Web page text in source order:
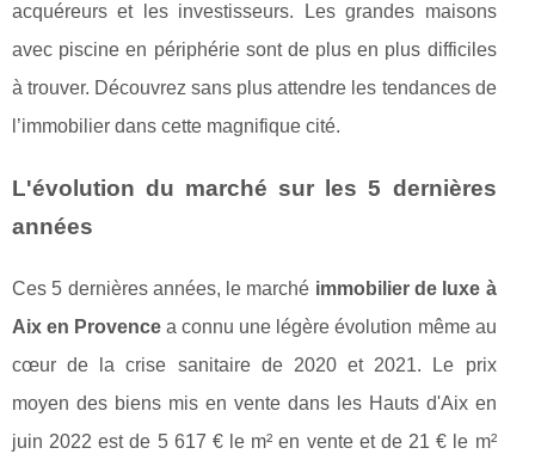
acquéreurs et les investisseurs. Les grandes maisons
avec piscine en périphérie sont de plus en plus difficiles
à trouver. Découvrez sans plus attendre les tendances de
l’immobilier dans cette magnifique cité.
L'évolution du marché sur les 5 dernières
années
Ces 5 dernières années, le marché immobilier de luxe à
Aix en Provence a connu une légère évolution même au
cœur de la crise sanitaire de 2020 et 2021. Le prix
moyen des biens mis en vente dans les Hauts d'Aix en
juin 2022 est de 5 617 € le m² en vente et de 21 € le m²